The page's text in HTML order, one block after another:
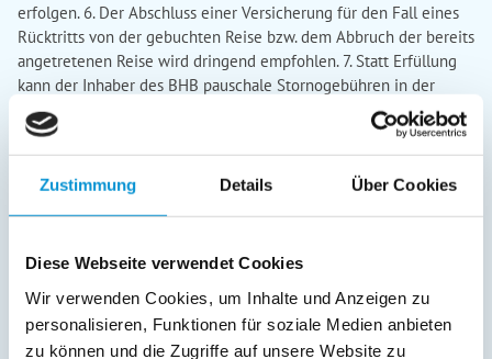
Zustimmung Details Über Cookies
Diese Webseite verwendet Cookies
Wir verwenden Cookies, um Inhalte und Anzeigen zu
personalisieren, Funktionen für soziale Medien anbieten
zu können und die Zugriffe auf unsere Website zu
erfolgen. 6. Der Abschluss einer Versicherung für den Fall eines
Rücktritts von der gebuchten Reise bzw. dem Abbruch der bereits
angetretenen Reise wird dringend empfohlen. 7. Statt Erfüllung
kann der Inhaber des BHB pauschale Stornogebühren in der
nachfolgenden Höhe verlangen (jeweils in % des vereinbarten
Unterkunftspreises): Gültig für Ferienwohnung/App., Ferienhaus,
Bungalow: - bis zum 45. Tag vor Anreise 15 % - bis zum 31. Tag vor
Anreise 25 % - bis zum 21. Tag vor Anreise 50 % - bis zum 11. Tag
BHB Mängel der Beherbergung oder der sonstigen vertraglichen
verlangen. 2. Die Mängelanzeige ist ausschließlich an den BHB,
nicht an die ETMG zu richten. 3. Ein Rücktritt und/oder eine
Kündigung des Gastes ist nur bei erheblichen Mängeln zulässig